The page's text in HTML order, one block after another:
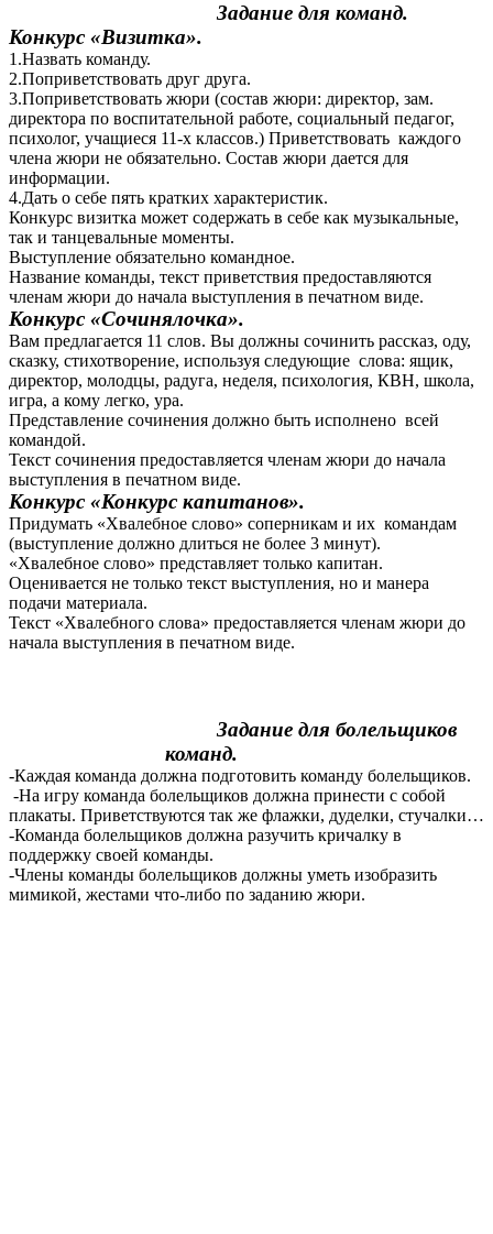
Задание для команд.
Конкурс «Визитка».
1.Назвать команду.
2.Поприветствовать друг друга.
3.Поприветствовать жюри (состав жюри: директор, зам.
директора по воспитательной работе, социальный педагог,
психолог, учащиеся 11-х классов.) Приветствовать каждого
члена жюри не обязательно. Состав жюри дается для
информации.
4.Дать о себе пять кратких характеристик.
Конкурс визитка может содержать в себе как музыкальные,
так и танцевальные моменты.
Выступление обязательно командное.
Название команды, текст приветствия предоставляются
членам жюри до начала выступления в печатном виде.
Конкурс «Сочинялочка».
Вам предлагается 11 слов. Вы должны сочинить рассказ, оду,
сказку, стихотворение, используя следующие слова: ящик,
директор, молодцы, радуга, неделя, психология, КВН, школа,
игра, а кому легко, ура.
Представление сочинения должно быть исполнено всей
командой.
Текст сочинения предоставляется членам жюри до начала
выступления в печатном виде.
Конкурс «Конкурс капитанов».
Придумать «Хвалебное слово» соперникам и их командам
(выступление должно длиться не более 3 минут).
«Хвалебное слово» представляет только капитан.
Оценивается не только текст выступления, но и манера
подачи материала.
Текст «Хвалебного слова» предоставляется членам жюри до
начала выступления в печатном виде.
Задание для болельщиков
команд.
-Каждая команда должна подготовить команду болельщиков.
-На игру команда болельщиков должна принести с собой
плакаты. Приветствуются так же флажки, дуделки, стучалки…
-Команда болельщиков должна разучить кричалку в
поддержку своей команды.
-Члены команды болельщиков должны уметь изобразить
мимикой, жестами что-либо по заданию жюри.